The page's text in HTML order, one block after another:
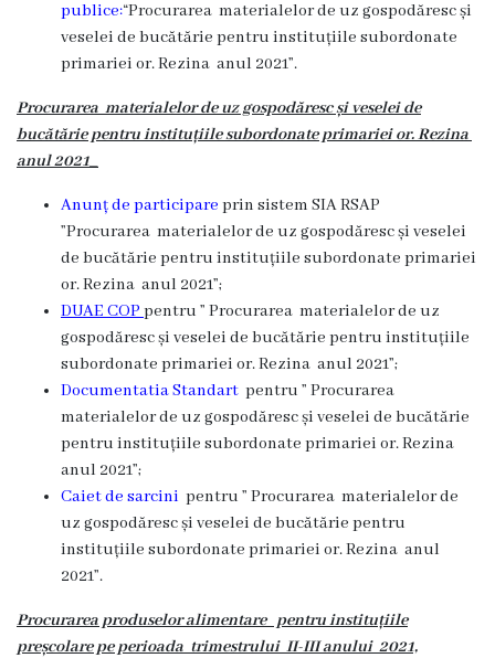
publice:“Procurarea materialelor de uz gospodăresc și
veselei de bucătărie pentru instituțiile subordonate
primariei or. Rezina anul 2021”.
Procurarea materialelor de uz gospodăresc și veselei de
bucătărie pentru instituțiile subordonate primariei or. Rezina
anul 2021_
Anunț de participare prin sistem SIA RSAP
”Procurarea materialelor de uz gospodăresc și veselei
de bucătărie pentru instituțiile subordonate primariei
or. Rezina anul 2021”;
DUAE COP pentru ” Procurarea materialelor de uz
gospodăresc și veselei de bucătărie pentru instituțiile
subordonate primariei or. Rezina anul 2021”;
Documentatia Standart pentru ” Procurarea
materialelor de uz gospodăresc și veselei de bucătărie
pentru instituțiile subordonate primariei or. Rezina
anul 2021”;
Caiet de sarcini pentru ” Procurarea materialelor de
uz gospodăresc și veselei de bucătărie pentru
instituțiile subordonate primariei or. Rezina anul
2021”.
Procurarea produselor alimentare pentru instituțiile
preșcolare pe perioada trimestrului II-III anului 2021,